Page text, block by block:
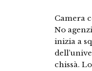
Camera
No
inizia a
chissà.